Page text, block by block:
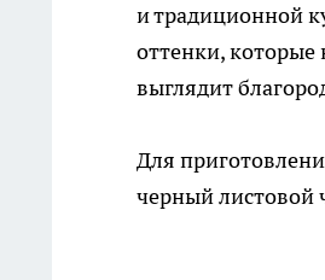
и традиционной
оттенки, которые
выглядит
Для
черный листовой